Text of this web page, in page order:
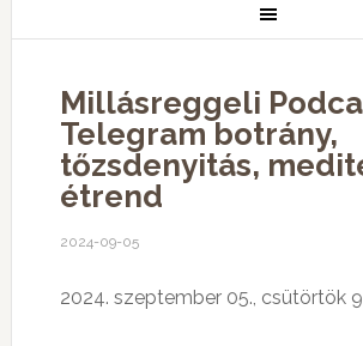
Millásreggeli
Telegram botrány,
tőzsdenyitás,
étrend
2024-09-05
2024. szeptember 05., csütörtök